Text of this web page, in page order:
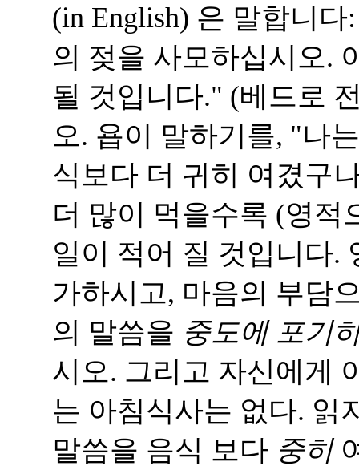
(in English) 은 말합니
의 젖을 사모하십시오.
될 것입니다." (베드로
오. 욥이 말하기를, "나
식보다 더 귀히 여겼구
더 많이 먹을수록 (영적
일이 적어 질 것입니다.
가하시고, 마음의 부담
의 말씀을 중도에 포기
시오. 그리고 자신에게
는 아침식사는 없다. 읽
말씀을 음식 보다 중히